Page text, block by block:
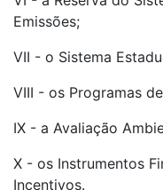
Emissões;
VII - o Sistema
VIII - os Programas
IX - a Avaliação
X - os Instrumentos
Incentivos.